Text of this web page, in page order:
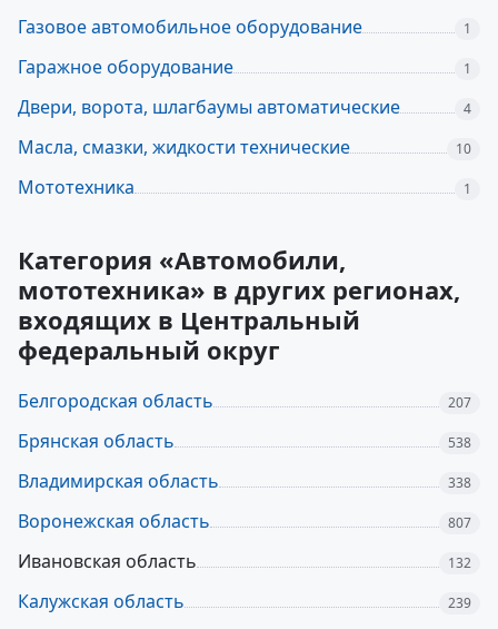
Газовое автомобильное оборудование 1
Гаражное оборудование 1
Двери, ворота, шлагбаумы автоматические 4
Масла, смазки, жидкости технические 10
Мототехника 1
Категория «Автомобили,
мототехника» в других регионах,
входящих в Центральный
федеральный округ
Белгородская область 207
Брянская область 538
Владимирская область 338
Воронежская область 807
Ивановская область 132
Калужская область 239